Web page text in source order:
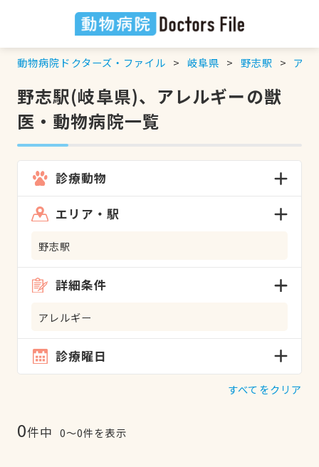
動物病院ドクターズ・ファイル 岐阜県 野志駅 アレ
野志駅(岐阜県)、アレルギーの獣
医・動物病院一覧
診療動物
エリア・駅
野志駅
詳細条件
アレルギー
診療曜日
すべてをクリア
0件中 0〜0件を表示